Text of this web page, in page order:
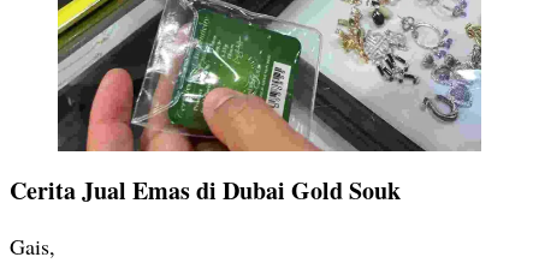
Cerita Jual Emas di Dubai Gold Souk
Gais,